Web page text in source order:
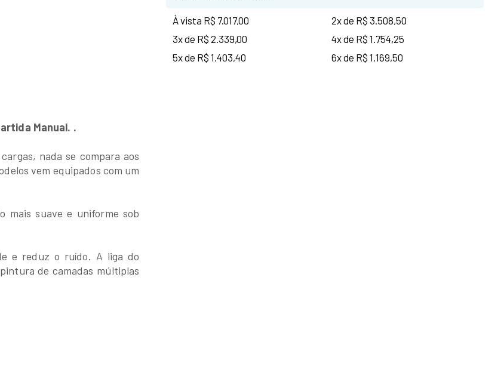
Manual. .
nada se compara aos
vem equipados com um
mais suave e uniforme sob
e reduz o ruído. A liga do
de camadas múltiplas
À vista R$ 7.017,00
2x de R$ 3.508,50
3x de R$ 2.339,00
4x de R$ 1.754,25
5x de R$ 1.403,40
6x de R$ 1.169,50